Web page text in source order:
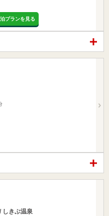
プランを見る
しきぶ温泉